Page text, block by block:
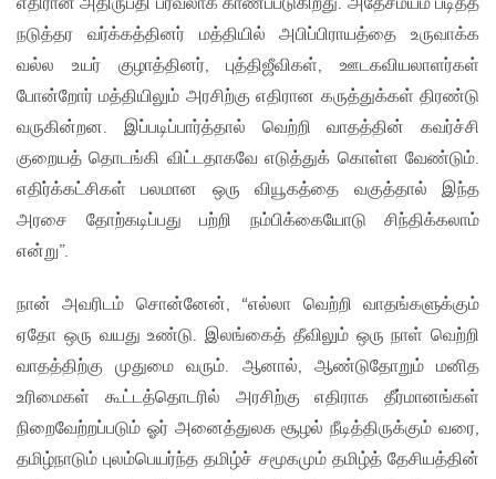
நடுத்தர வர்க்கத்தினர் மத்தியில் அபிப்பிராயத்தை உருவாக்க
வல்ல உயர் குழாத்தினர், புத்திஜீவிகள், ஊடகவியலாளர்கள்
போன்றோர் மத்தியிலும் அரசிற்கு எதிரான கருத்துக்கள் திரண்டு
வருகின்றன. இப்படிப்பார்த்தால் வெற்றி வாதத்தின் கவர்ச்சி
குறையத் தொடங்கி விட்டதாகவே எடுத்துக் கொள்ள வேண்டும்.
எதிர்க்கட்சிகள் பலமான ஒரு வியூகத்தை வகுத்தால் இந்த
அரசை தோற்கடிப்பது பற்றி நம்பிக்கையோடு சிந்திக்கலாம்
என்று”.
நான் அவரிடம் சொன்னேன், “எல்லா வெற்றி வாதங்களுக்கும்
ஏதோ ஒரு வயது உண்டு. இலங்கைத் தீவிலும் ஒரு நாள் வெற்றி
வாதத்திற்கு முதுமை வரும். ஆனால், ஆண்டுதோறும் மனித
உரிமைகள் கூட்டத்தொடரில் அரசிற்கு எதிராக தீர்மானங்கள்
நிறைவேற்றப்படும் ஓர் அனைத்துலக சூழல் நீடித்திருக்கும் வரை,
தமிழ்நாடும் புலம்பெயர்ந்த தமிழ்ச் சமூகமும் தமிழ்த் தேசியத்தின்